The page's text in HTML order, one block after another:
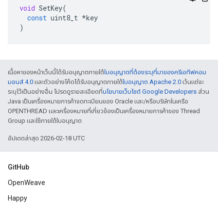
void SetKey(
const uint8_t *key
)
เนื้อหาของหน้าเว็บนี้ได้รับอนุญาตภายใต้ใบอนุญาตที่ต้องระบุที่มาของครีเอทีฟคอม
มอนส์ 4.0 และตัวอย่างโค้ดได้รับอนุญาตภายใต้ใบอนุญาต Apache 2.0 เว้นแต่จะ
ระบุไว้เป็นอย่างอื่น โปรดดูรายละเอียดที่นโยบายเว็บไซต์ Google Developers ส่วน
Java เป็นเครื่องหมายการค้าจดทะเบียนของ Oracle และ/หรือบริษัทในเครือ
OPENTHREAD และเครื่องหมายที่เกี่ยวข้องเป็นเครื่องหมายการค้าของ Thread
Group และใช้ภายใต้ใบอนุญาต
อัปเดตล่าสุด 2026-02-18 UTC
GitHub
OpenWeave
Happy